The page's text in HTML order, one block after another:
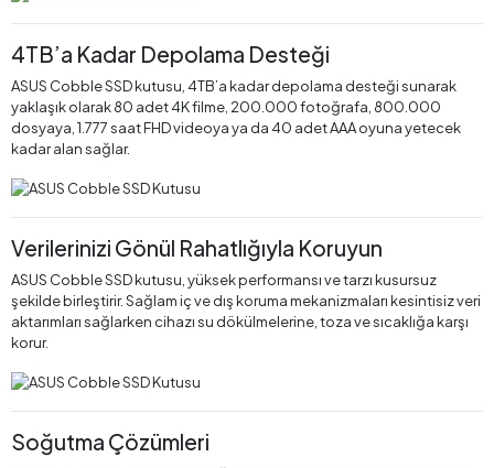
4TB’a Kadar Depolama Desteği
ASUS Cobble SSD kutusu, 4TB’a kadar depolama desteği sunarak
yaklaşık olarak 80 adet 4K filme, 200.000 fotoğrafa, 800.000
dosyaya, 1.777 saat FHD videoya ya da 40 adet AAA oyuna yetecek
kadar alan sağlar.
Verilerinizi Gönül Rahatlığıyla Koruyun
ASUS Cobble SSD kutusu, yüksek performansı ve tarzı kusursuz
şekilde birleştirir. Sağlam iç ve dış koruma mekanizmaları kesintisiz veri
aktarımları sağlarken cihazı su dökülmelerine, toza ve sıcaklığa karşı
korur.
Soğutma Çözümleri